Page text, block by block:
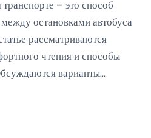
– это способ
остановками автобуса
рассматриваются
чтения и способы
варианты
литературы для коротких и